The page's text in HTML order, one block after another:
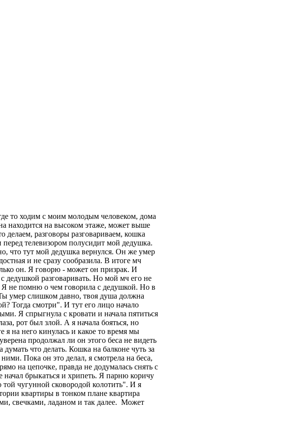
то ходим с моим молодым человеком, дома
находится на высоком этаже, может выше
делаем, разговоры разговариваем, кошка
перед телевизором полусидит мой дедушка.
что тут мой дедушка вернулся. Он же умер
и не сразу сообразила. В итоге мч
он. Я говорю - может он призрак. И
дедушкой разговаривать. Но мой мч его не
Я не помню о чем говорила с дедушкой. Но в
умер слишком давно, твоя душа должна
Тогда смотри". И тут его лицо начало
Я спрыгнула с кровати и начала пятиться
рот был злой. А я начала бояться, но
я на него кинулась и какое то время мы
продолжал ли он этого беса не видеть
что делать. Кошка на балконе чуть за
Пока он это делал, я смотрела на беса,
на цепочке, правда не додумалась снять с
начал брыкаться и хрипеть. Я парню коричу
чугунной сковородой колотить". И я
квартиры в тонком плане квартира
свечками, ладаном и так далее. Может